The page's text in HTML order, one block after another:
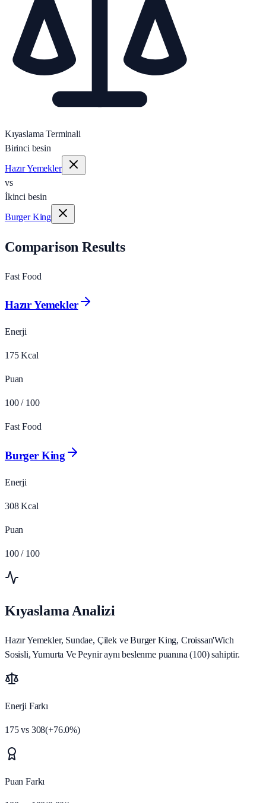
Kıyaslama Terminali
Birinci besin
Hazır Yemekler
vs
İkinci besin
Burger King
Comparison Results
Fast Food
Hazır Yemekler
Enerji
175 Kcal
Puan
100 / 100
Fast Food
Burger King
Enerji
308 Kcal
Puan
100 / 100
Kıyaslama Analizi
Hazır Yemekler, Sundae, Çilek ve Burger King, Croissan'Wich
Sosisli, Yumurta Ve Peynir aynı beslenme puanına (100) sahiptir.
Enerji Farkı
175vs 308(+76.0%)
Puan Farkı